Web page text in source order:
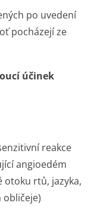
po uvedení
pocházejí ze
účinek
reakce
angioedém
otoku rtů, jazyka,
obličeje)